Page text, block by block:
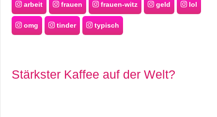
arbeit frauen frauen-witz geld lol
omg tinder typisch
Stärkster Kaffee auf der Welt?